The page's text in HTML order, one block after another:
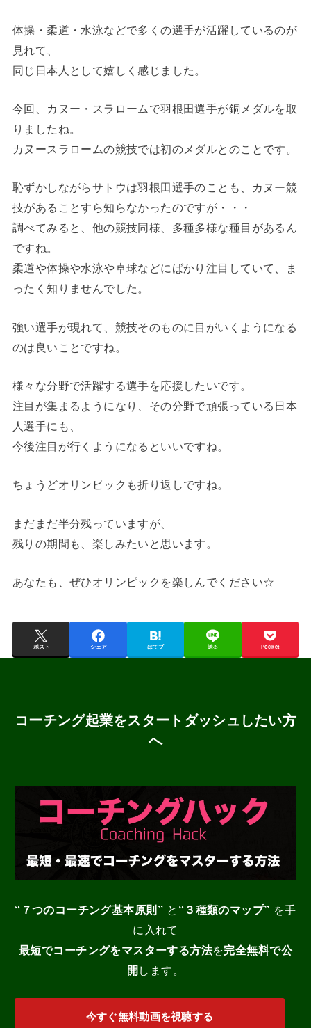
体操・柔道・水泳などで多くの選手が活躍しているのが
見れて、
同じ日本人として嬉しく感じました。
今回、カヌー・スラロームで羽根田選手が銅メダルを取
りましたね。
カヌースラロームの競技では初のメダルとのことです。
恥ずかしながらサトウは羽根田選手のことも、カヌー競
技があることすら知らなかったのですが・・・
調べてみると、他の競技同様、多種多様な種目があるん
ですね。
柔道や体操や水泳や卓球などにばかり注目していて、ま
ったく知りませんでした。
強い選手が現れて、競技そのものに目がいくようになる
のは良いことですね。
様々な分野で活躍する選手を応援したいです。
注目が集まるようになり、その分野で頑張っている日本
人選手にも、
今後注目が行くようになるといいですね。
ちょうどオリンピックも折り返しですね。
まだまだ半分残っていますが、
残りの期間も、楽しみたいと思います。
あなたも、ぜひオリンピックを楽しんでください☆
ポスト シェア はてブ 送る Pocket
コーチング起業をスタートダッシュしたい方
へ
“７つのコーチング基本原則”と “３種類のマップ” を手
に入れて
最短でコーチングをマスターする方法を完全無料で公
開します。
今すぐ無料動画を視聴する